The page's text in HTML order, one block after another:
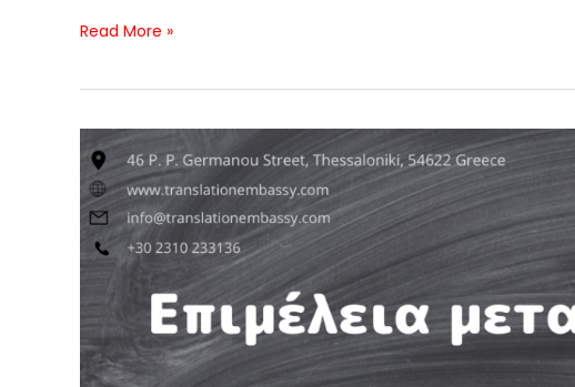
Read More »
Επιμέλεια
μεταφράσεων:
συμβουλές
για
αποφυγή